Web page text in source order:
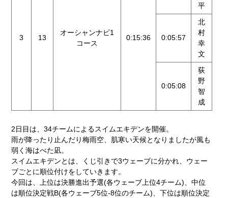
3 13
オーシャンナビ1
コース
0:15:36
平
0:05:57
北
村
幸
文
0:05:08
荻
野
智
成
2日目は、34チームによるスイムエキデンを開催。
雨が降ったり止んだり梅雨空、肌寒い天候となりましたが風も
弱く海はべた凪。
スイムエキデンとは、くじ引きで3ウェーブに分かれ、ウェー
ブごとに順位付けをしていきます。
今回は、上位は決勝進出予選(各ウェーブ上位4チーム)、中位
は順位決定戦B(各ウェーブ5位-8位のチーム)、下位は順位決定